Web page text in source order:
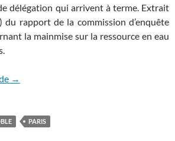
délégation qui arrivent à terme. Extrait
du rapport de la commission d’enquête
la mainmise sur la ressource en eau
Quelle réalité du phénomène de
→
PARIS